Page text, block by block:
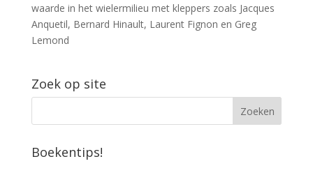
waarde in het wielermilieu met kleppers zoals Jacques
Anquetil, Bernard Hinault, Laurent Fignon en Greg
Lemond
Zoek op site
Boekentips!